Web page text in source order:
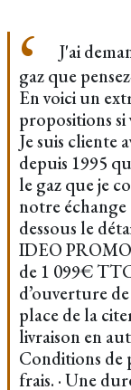
J'ai
gaz que
En voici un
propositions si
Je suis cliente
depuis 1995
le gaz que je
notre
dessous le
IDEO
de 1 099€
d’ouverture
place de la
livraison en
Conditions de
frais. · Une